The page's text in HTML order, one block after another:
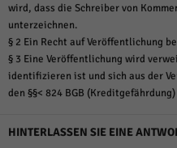
wird, dass die Schreiber von
unterzeichnen.
§ 2 Ein Recht auf Veröffentlichung
§ 3 Eine Veröffentlichung wird
identifizieren ist und sich aus der
den §§< 824 BGB
HINTERLASSEN SIE EINE